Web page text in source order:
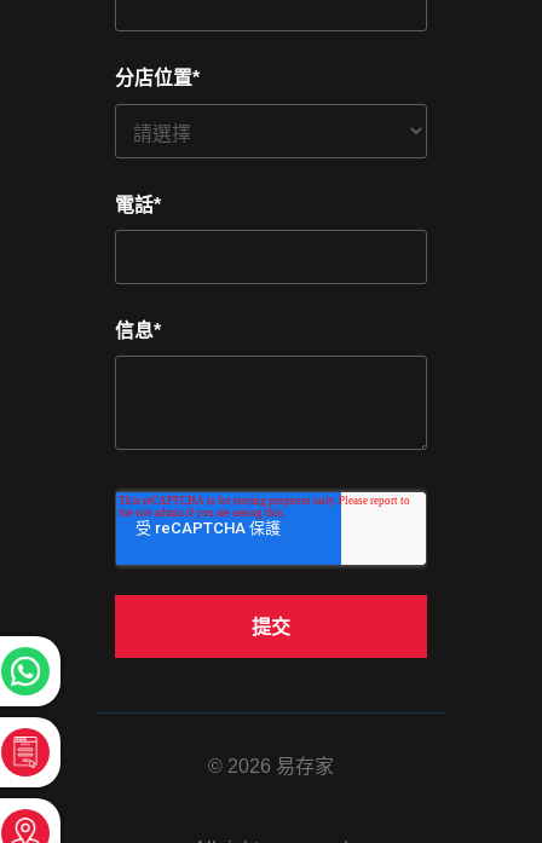
地方位置一流，服務態度非常好，值
得推薦…👍
求，價錢十分透明
分店位置*
電話*
信息*
© 2026 易存家